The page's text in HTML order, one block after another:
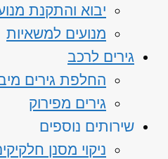
יבוא והתקנת
מנועים למשאיות
גירים לרכב
החלפת גירים
גירים מפירוק
שירותים נוספים
ניקוי מסנן